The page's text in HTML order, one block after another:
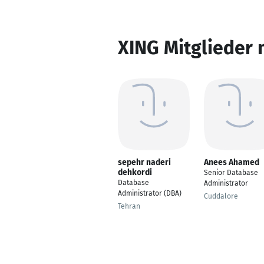
XING Mitglieder
sepehr naderi
dehkordi
Database
Administrator (DBA)
Tehran
Anees Ahamed
Senior Database
Administrator
Cuddalore